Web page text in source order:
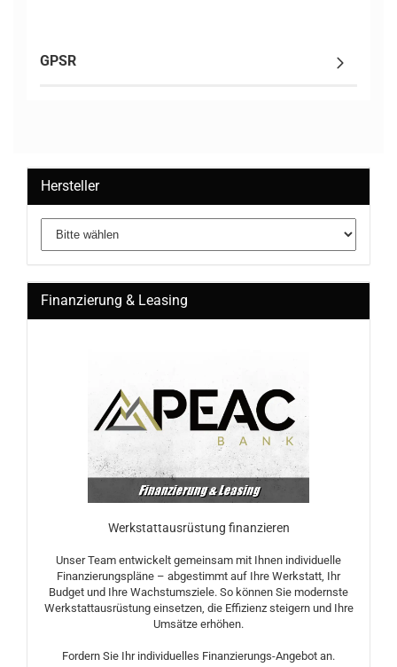
GPSR
Hersteller
Finanzierung & Leasing
Werkstattausrüstung finanzieren
Unser Team entwickelt gemeinsam mit Ihnen individuelle
Finanzierungspläne – abgestimmt auf Ihre Werkstatt, Ihr
Budget und Ihre Wachstumsziele. So können Sie modernste
Werkstattausrüstung einsetzen, die Effizienz steigern und Ihre
Umsätze erhöhen.
Fordern Sie Ihr individuelles Finanzierungs-Angebot an.